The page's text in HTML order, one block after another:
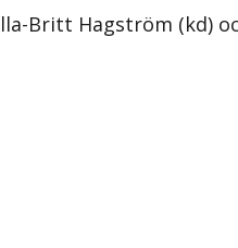
Britt Hagström (kd)